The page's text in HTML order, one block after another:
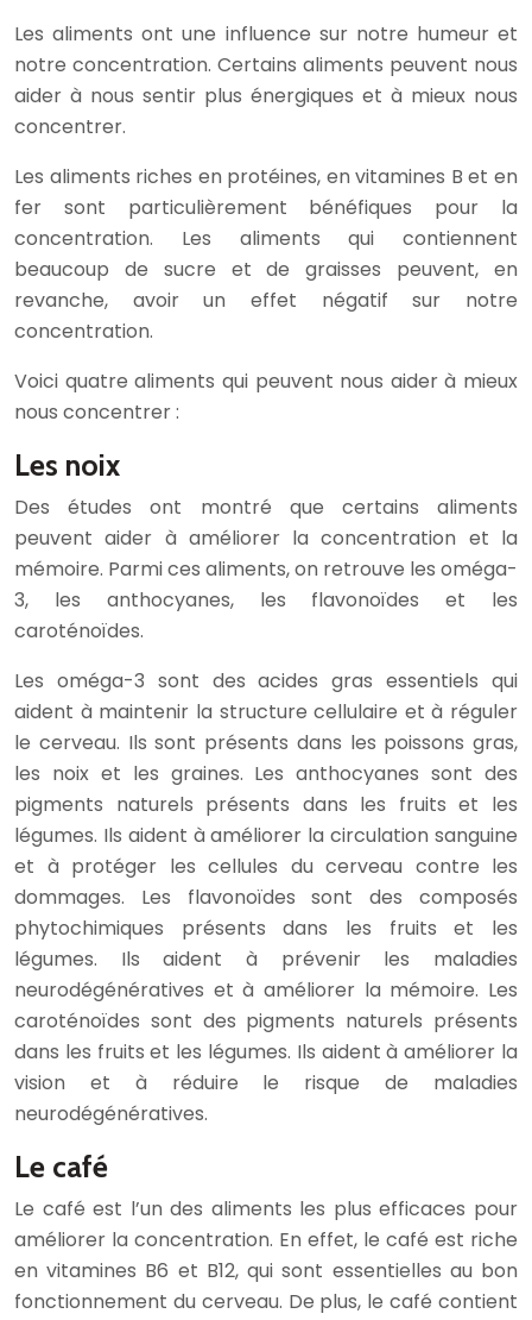
Les aliments ont une influence sur notre humeur et
notre concentration. Certains aliments peuvent nous
aider à nous sentir plus énergiques et à mieux nous
concentrer.
Les aliments riches en protéines, en vitamines B et en
fer sont particulièrement bénéfiques pour la
concentration. Les aliments qui contiennent
beaucoup de sucre et de graisses peuvent, en
revanche, avoir un effet négatif sur notre
concentration.
Voici quatre aliments qui peuvent nous aider à mieux
nous concentrer :
Les noix
Des études ont montré que certains aliments
peuvent aider à améliorer la concentration et la
mémoire. Parmi ces aliments, on retrouve les oméga-
3, les anthocyanes, les flavonoïdes et les
caroténoïdes.
Les oméga-3 sont des acides gras essentiels qui
aident à maintenir la structure cellulaire et à réguler
le cerveau. Ils sont présents dans les poissons gras,
les noix et les graines. Les anthocyanes sont des
pigments naturels présents dans les fruits et les
légumes. Ils aident à améliorer la circulation sanguine
et à protéger les cellules du cerveau contre les
dommages. Les flavonoïdes sont des composés
phytochimiques présents dans les fruits et les
légumes. Ils aident à prévenir les maladies
neurodégénératives et à améliorer la mémoire. Les
caroténoïdes sont des pigments naturels présents
dans les fruits et les légumes. Ils aident à améliorer la
vision et à réduire le risque de maladies
neurodégénératives.
Le café
Le café est l’un des aliments les plus efficaces pour
améliorer la concentration. En effet, le café est riche
en vitamines B6 et B12, qui sont essentielles au bon
fonctionnement du cerveau. De plus, le café contient